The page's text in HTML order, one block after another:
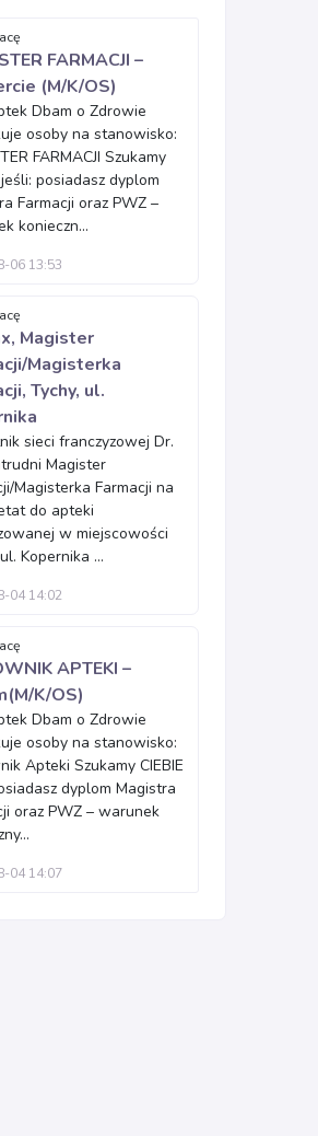
FARMACJI –
(M/K/OS)
Dbam o Zdrowie
osoby na stanowisko:
FARMACJI Szukamy
jeśli: posiadasz dyplom
Farmacji oraz PWZ –
konieczn...
06 13:53
Magister
Magisterka
Tychy, ul.
sieci franczyzowej Dr.
Magister
Magisterka Farmacji na
do apteki
w miejscowości
Kopernika ...
04 14:02
APTEKI –
K/OS)
Dbam o Zdrowie
osoby na stanowisko:
Apteki Szukamy CIEBIE
dyplom Magistra
oraz PWZ – warunek
04 14:07